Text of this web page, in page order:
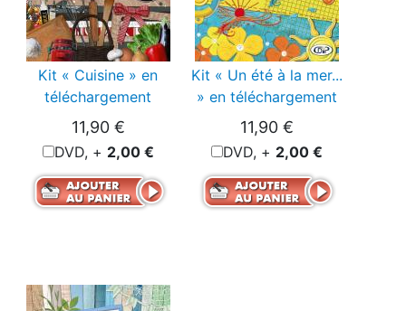
Kit « Cuisine » en
téléchargement
11,90 €
DVD, + 2,00 €
Kit « Un été à la mer...
» en téléchargement
11,90 €
DVD, + 2,00 €